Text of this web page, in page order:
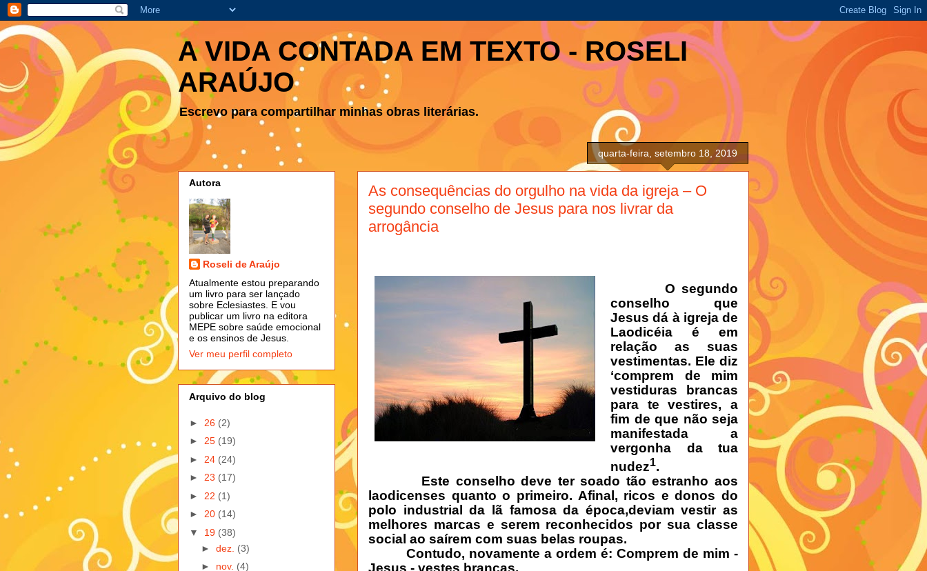
A VIDA CONTADA EM TEXTO - ROSELI
ARAÚJO
Escrevo para compartilhar minhas obras literárias.
quarta-feira, setembro 18, 2019
As consequências do orgulho na vida da igreja – O
segundo conselho de Jesus para nos livrar da
arrogância
O segundo
conselho que
Jesus dá à igreja de
Laodicéia é em
relação as suas
vestimentas. Ele diz
‘comprem de mim
vestiduras brancas
para te vestires, a
fim de que não seja
manifestada a
vergonha da tua
nudez1.
Este conselho deve ter soado tão estranho aos
laodicenses quanto o primeiro. Afinal, ricos e donos do
polo industrial da lã famosa da época,deviam vestir as
melhores marcas e serem reconhecidos por sua classe
social ao saírem com suas belas roupas.
Contudo, novamente a ordem é: Comprem de mim -
Jesus - vestes brancas.
Autora
Roseli de Araújo
Atualmente estou preparando
um livro para ser lançado
sobre Eclesiastes. E vou
publicar um livro na editora
MEPE sobre saúde emocional
e os ensinos de Jesus.
Ver meu perfil completo
Arquivo do blog
► 26 (2)
► 25 (19)
► 24 (24)
► 23 (17)
► 22 (1)
► 20 (14)
▼ 19 (38)
► dez. (3)
► nov. (4)